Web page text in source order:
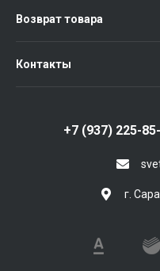
Возврат товара
Контакты
+7 (937) 225-
г.